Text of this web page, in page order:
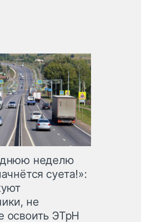
неделю
суета!»:
не
освоить ЭТрН